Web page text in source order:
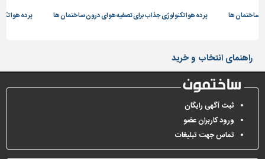
ماشین
محوطه
سازی
نما
ساخت
ساز
ساختمان ها پرده هوا تکنولوژی جذاب برای تصفیه هوای درون ساختمان ها پرده هوا
راهنمای انتخاب و خرید
ثبت آگهی رایگان
ورود کاربران عضو
تماس جهت تبلیغات